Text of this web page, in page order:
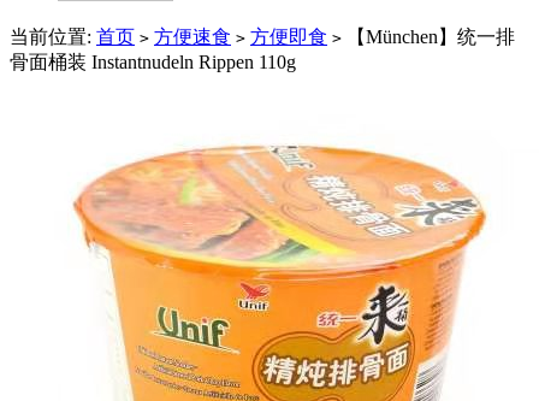
当前位置: 首页 > 方便速食 > 方便即食 > 【München】统一排
骨面桶装 Instantnudeln Rippen 110g